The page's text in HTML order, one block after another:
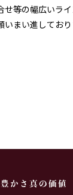
せ等の幅広いラ
まい進しており